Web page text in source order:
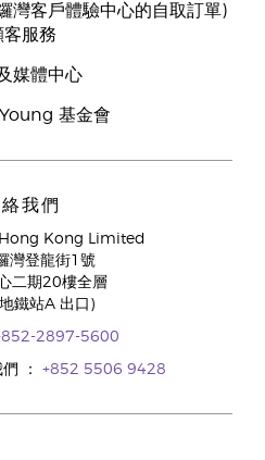
灣客戶體驗中心的自取訂單)
客服務
媒體中心
基金會
我們
Kong Limited
灣登龍街1號
二期20樓全層
鐵站A 出口)
2897-5600
： +852 5506 9428